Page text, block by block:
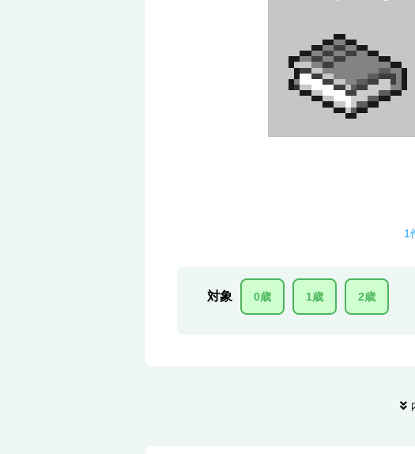
1
対象 0歳 1歳 2歳